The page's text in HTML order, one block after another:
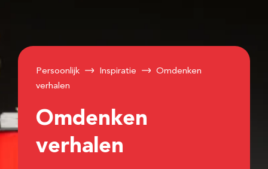
Persoonlijk Inspiratie
Omdenken
verhalen
Omdenken
verhalen